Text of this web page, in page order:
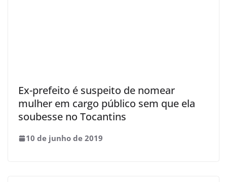
Ex-prefeito é suspeito de nomear
mulher em cargo público sem que ela
soubesse no Tocantins
10 de junho de 2019